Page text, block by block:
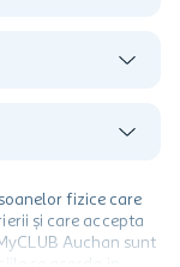
fizice care
și care accepta
Auchan sunt